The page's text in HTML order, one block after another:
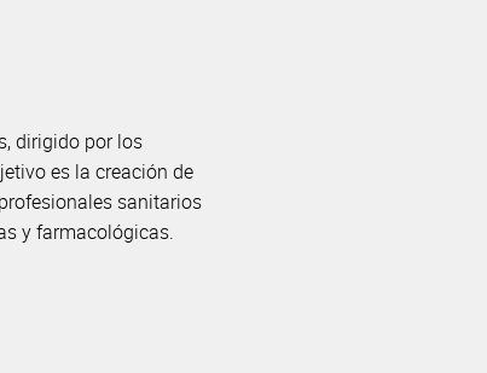
dirigido por los
es la creación de
sanitarios
y farmacológicas.